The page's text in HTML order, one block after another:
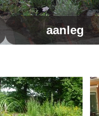
aanleg